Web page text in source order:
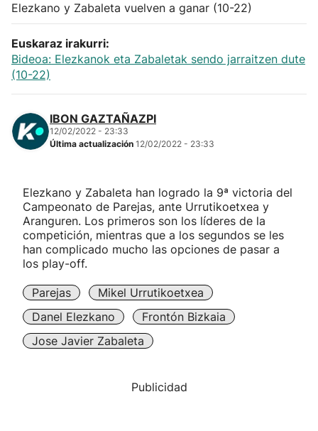
Balonmano
Kirolak 360
Atletismo
Carreras de montaña
"Helmuga"
Elezkano y Zabaleta vuelven a ganar (10-22)
Euskaraz irakurri:
Bideoa: Elezkanok eta Zabaletak sendo jarraitzen dute
(10-22)
IBON GAZTAÑAZPI
12/02/2022 - 23:33
Última actualización 12/02/2022 - 23:33
Elezkano y Zabaleta han logrado la 9ª victoria del
Campeonato de Parejas, ante Urrutikoetxea y
Aranguren. Los primeros son los líderes de la
competición, mientras que a los segundos se les
han complicado mucho las opciones de pasar a
los play-off.
Parejas
Mikel Urrutikoetxea
Danel Elezkano
Frontón Bizkaia
Jose Javier Zabaleta
Publicidad